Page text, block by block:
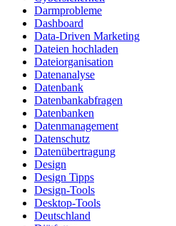
Darmprobleme
Dashboard
Data-Driven Marketing
Dateien hochladen
Dateiorganisation
Datenanalyse
Datenbank
Datenbankabfragen
Datenbanken
Datenmanagement
Datenschutz
Datenübertragung
Design
Design Tipps
Design-Tools
Desktop-Tools
Deutschland